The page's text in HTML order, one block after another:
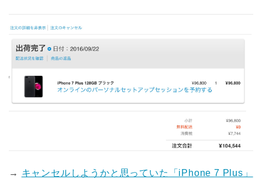
→ キャンセルしようかと思っていた「iPhone 7 Plus」